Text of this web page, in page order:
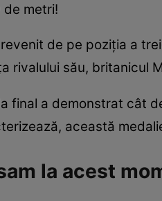
metri!
de pe poziţia a
rivalului său, britanicul
final a demonstrat cât
această
la acest